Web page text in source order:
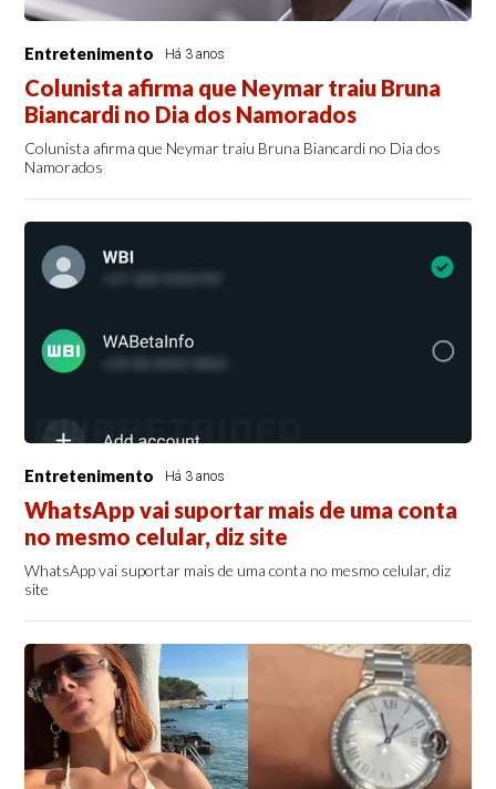
Entretenimento Há 3 anos
Colunista afirma que Neymar traiu Bruna
Biancardi no Dia dos Namorados
Colunista afirma que Neymar traiu Bruna Biancardi no Dia dos
Namorados
Entretenimento Há 3 anos
WhatsApp vai suportar mais de uma conta
no mesmo celular, diz site
WhatsApp vai suportar mais de uma conta no mesmo celular, diz
site